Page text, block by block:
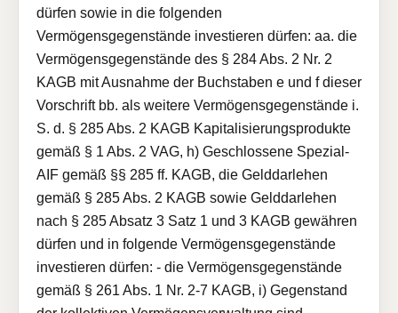
dürfen sowie in die folgenden
Vermögensgegenstände investieren dürfen: aa. die
Vermögensgegenstände des § 284 Abs. 2 Nr. 2
KAGB mit Ausnahme der Buchstaben e und f dieser
Vorschrift bb. als weitere Vermögensgegenstände i.
S. d. § 285 Abs. 2 KAGB Kapitalisierungsprodukte
gemäß § 1 Abs. 2 VAG, h) Geschlossene Spezial-
AIF gemäß §§ 285 ff. KAGB, die Gelddarlehen
gemäß § 285 Abs. 2 KAGB sowie Gelddarlehen
nach § 285 Absatz 3 Satz 1 und 3 KAGB gewähren
dürfen und in folgende Vermögensgegenstände
investieren dürfen: - die Vermögensgegenstände
gemäß § 261 Abs. 1 Nr. 2-7 KAGB, i) Gegenstand